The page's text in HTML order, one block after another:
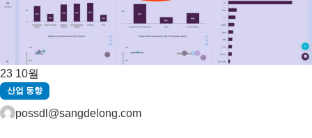
23 10월
산업 동향
possdl@sangdelong.com